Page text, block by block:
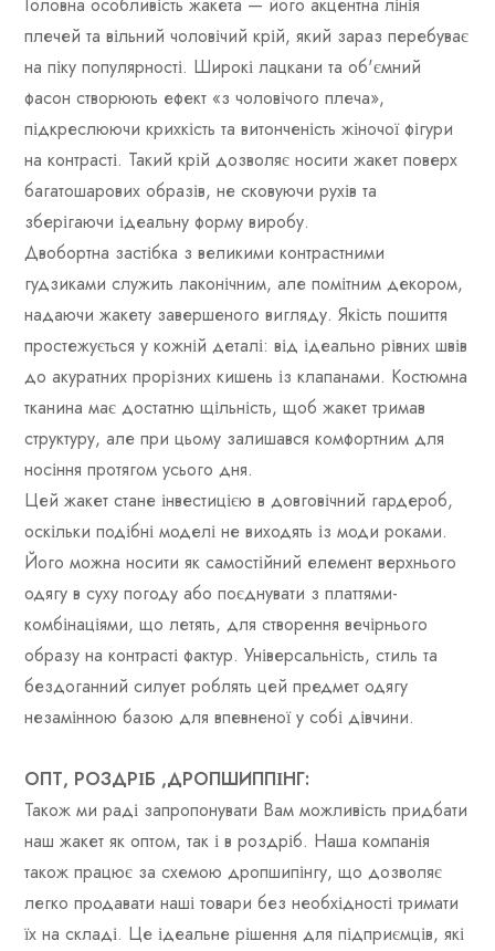
Головна особливість жакета — його акцентна лінія
плечей та вільний чоловічий крій, який зараз перебуває
на піку популярності. Широкі лацкани та об'ємний
фасон створюють ефект «з чоловічого плеча»,
підкреслюючи крихкість та витонченість жіночої фігури
на контрасті. Такий крій дозволяє носити жакет поверх
багатошарових образів, не сковуючи рухів та
зберігаючи ідеальну форму виробу.
Двобортна застібка з великими контрастними
гудзиками служить лаконічним, але помітним декором,
надаючи жакету завершеного вигляду. Якість пошиття
простежується у кожній деталі: від ідеально рівних швів
до акуратних прорізних кишень із клапанами. Костюмна
тканина має достатню щільність, щоб жакет тримав
структуру, але при цьому залишався комфортним для
носіння протягом усього дня.
Цей жакет стане інвестицією в довговічний гардероб,
оскільки подібні моделі не виходять із моди роками.
Його можна носити як самостійний елемент верхнього
одягу в суху погоду або поєднувати з платтями-
комбінаціями, що летять, для створення вечірнього
образу на контрасті фактур. Універсальність, стиль та
бездоганний силует роблять цей предмет одягу
незамінною базою для впевненої у собі дівчини.
ОПТ, РОЗДРІБ ,ДРОПШИППІНГ:
Також ми раді запропонувати Вам можливість придбати
наш жакет як оптом, так і в роздріб. Наша компанія
також працює за схемою дропшипінгу, що дозволяє
легко продавати наші товари без необхідності тримати
їх на складі. Це ідеальне рішення для підприємців, які